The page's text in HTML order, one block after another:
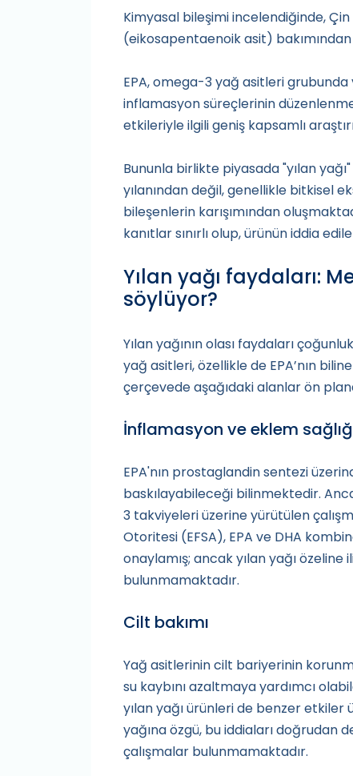
Kimyasal bileşimi incelendiğinde, Çin
(eikosapentaenoik asit)
EPA, omega-3 yağ asitleri
inflamasyon süreçlerinin
etkileriyle ilgili geniş kapsamlı
Bununla birlikte piyasada "yılan
yılanından değil, genellikle bitkisel
bileşenlerin karışımından
kanıtlar sınırlı olup, ürünün iddia
Yılan yağı faydaları:
söylüyor?
Yılan yağının olası faydaları
yağ asitleri, özellikle de EPA’nın
çerçevede aşağıdaki alanlar ön
İnflamasyon ve eklem
EPA'nın prostaglandin sentezi
baskılayabileceği bilinmektedir.
3 takviyeleri üzerine yürütülen
Otoritesi (EFSA), EPA ve DHA
onaylamış; ancak yılan yağı
bulunmamaktadır.
Cilt bakımı
Yağ asitlerinin cilt bariyerinin
su kaybını azaltmaya yardımcı
yılan yağı ürünleri de benzer
yağına özgü, bu iddiaları doğrudan
çalışmalar bulunmamaktadır.